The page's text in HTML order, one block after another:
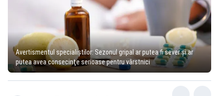
Avertismentul specialiștilor: Sezonul gripal ar putea fi sever și ar
putea avea consecinţe serioase pentru vârstnici